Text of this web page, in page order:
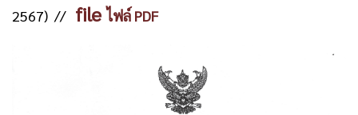
2567) //fileไฟล์ PDF